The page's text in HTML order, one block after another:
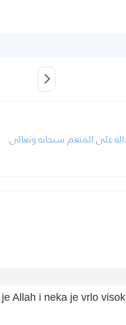
على المنعم سبحانه وتعالى.
Allah i neka je vrlo